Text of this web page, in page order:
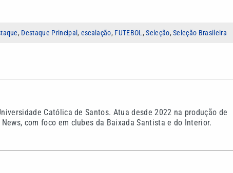
, Destaque Principal, escalação, FUTEBOL,Seleção,Seleção Brasileira
Católica de Santos. Atua desde 2022 na produção de
com foco em clubes da Baixada Santista e do Interior.